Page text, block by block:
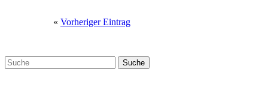
« Vorheriger Eintrag